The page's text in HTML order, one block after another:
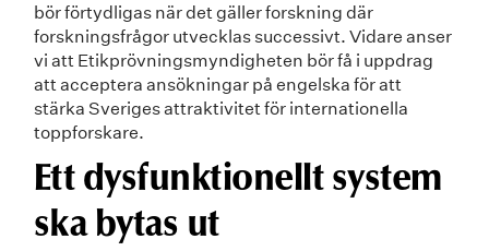
bör förtydligas när det gäller forskning där
forskningsfrågor utvecklas successivt. Vidare anser
vi att Etikprövningsmyndigheten bör få i uppdrag
att acceptera ansökningar på engelska för att
stärka Sveriges attraktivitet för internationella
toppforskare.
Ett dysfunktionellt system
ska bytas ut